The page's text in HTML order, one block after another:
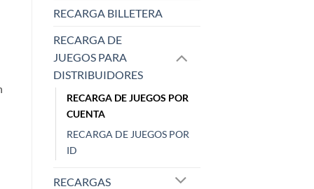
RECARGA BILLETERA
RECARGA DE
JUEGOS PARA
DISTRIBUIDORES
RECARGA DE JUEGOS POR
CUENTA
RECARGA DE JUEGOS POR
ID
RECARGAS